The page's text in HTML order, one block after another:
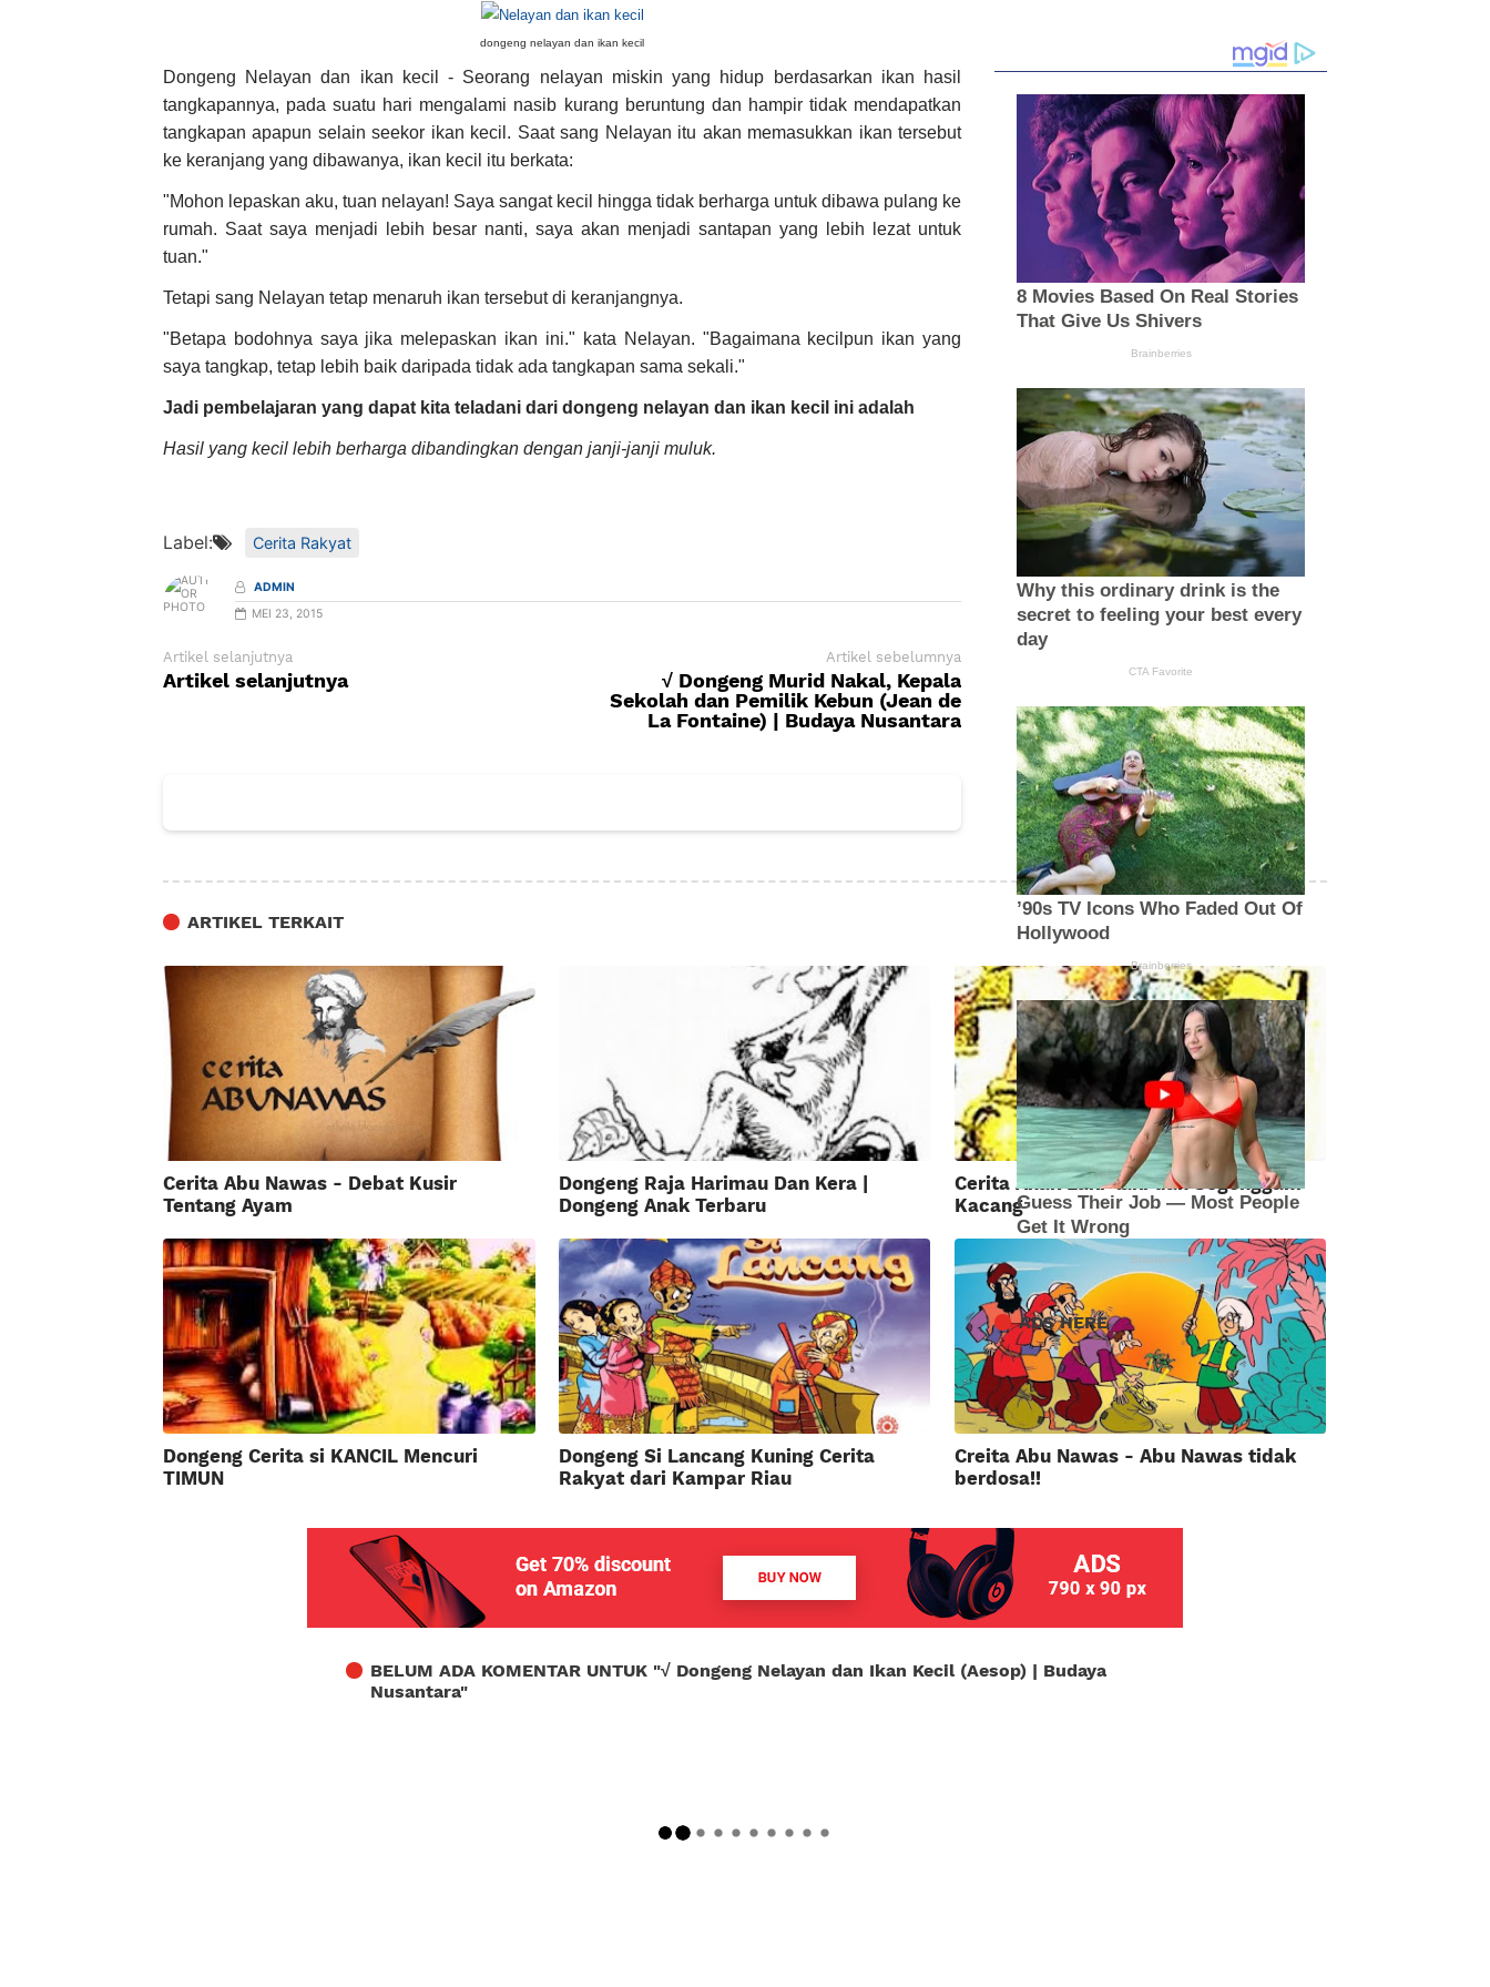
dongeng nelayan dan ikan kecil
Dongeng Nelayan dan ikan kecil - Seorang nelayan miskin yang hidup berdasarkan ikan hasil
tangkapannya, pada suatu hari mengalami nasib kurang beruntung dan hampir tidak mendapatkan
tangkapan apapun selain seekor ikan kecil. Saat sang Nelayan itu akan memasukkan ikan tersebut
ke keranjang yang dibawanya, ikan kecil itu berkata:
"Mohon lepaskan aku, tuan nelayan! Saya sangat kecil hingga tidak berharga untuk dibawa pulang ke
rumah. Saat saya menjadi lebih besar nanti, saya akan menjadi santapan yang lebih lezat untuk
tuan."
Tetapi sang Nelayan tetap menaruh ikan tersebut di keranjangnya.
"Betapa bodohnya saya jika melepaskan ikan ini." kata Nelayan. "Bagaimana kecilpun ikan yang
saya tangkap, tetap lebih baik daripada tidak ada tangkapan sama sekali."
Jadi pembelajaran yang dapat kita teladani dari dongeng nelayan dan ikan kecil ini adalah
Hasil yang kecil lebih berharga dibandingkan dengan janji-janji muluk.
Label: Cerita Rakyat
ADMIN
MEI 23, 2015
Artikel selanjutnya
Artikel selanjutnya
Artikel sebelumnya
√ Dongeng Murid Nakal, Kepala
Sekolah dan Pemilik Kebun (Jean de
La Fontaine) | Budaya Nusantara
ARTIKEL TERKAIT
Cerita Abu Nawas - Debat Kusir
Tentang Ayam
Dongeng Raja Harimau Dan Kera |
Dongeng Anak Terbaru
Cerita Anak Laki-laki dan Segenggam
Kacang
Dongeng Cerita si KANCIL Mencuri
TIMUN
Dongeng Si Lancang Kuning Cerita
Rakyat dari Kampar Riau
Creita Abu Nawas - Abu Nawas tidak
berdosa!!
BELUM ADA KOMENTAR UNTUK "√ Dongeng Nelayan dan Ikan Kecil (Aesop) | Budaya
Nusantara"
ADS HERE